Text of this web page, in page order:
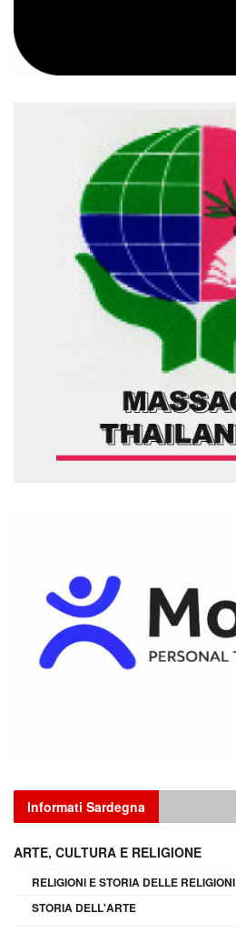
Informati Sardegna
ARTE, CULTURA E RELIGIONE
RELIGIONI E STORIA DELLE RELIGIONI
STORIA DELL'ARTE